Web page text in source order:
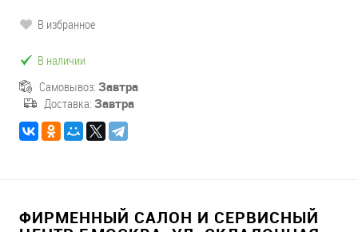
В избранное
В наличии
Самовывоз: Завтра
Доставка: Завтра
ФИРМЕННЫЙ САЛОН И СЕРВИСНЫЙ